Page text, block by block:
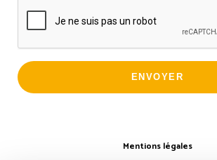
Mentions légales